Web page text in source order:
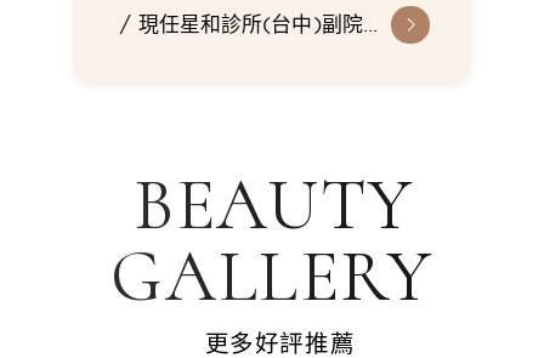
現任星和診所(台中)副院
中華民國醫學美容醫學會醫
台灣顏面整形重建外科
學會醫師
BEAUTY
GALLERY
更多好評推薦